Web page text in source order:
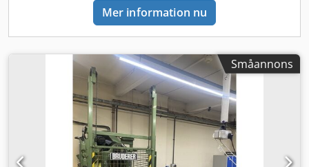
Utrustning: Matningssystem BBV 190 – helsynkroniserat
mekaniskt bandmatningssystem Integrerat elskåp
slidhöjd Tryckluftsanslutning: 6–10 bar Olje-kylaggregat
ingår Klar för integration i perifierisystem Skick & Leverans:
Maskinen är i utmärkt tekniskt och visuellt skick Fullservad
och genomgången Omedelbart tillgänglig från Europa
Global frakt och installationssupport möjlig Kontakta oss
idag för prisuppgifter och ytterligare teknisk information.
Vi hjälper dig gärna att modernisera din produktionslinje
med schweizisk precision.
Mer information nu
Småannons